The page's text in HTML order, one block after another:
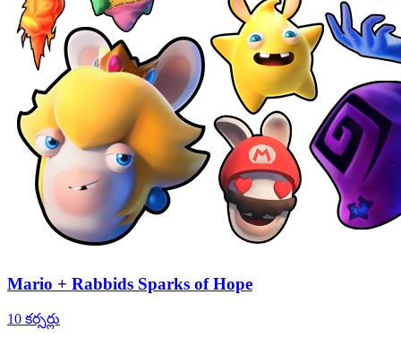
Mario + Rabbids Sparks of Hope
10 కర్సర్లు